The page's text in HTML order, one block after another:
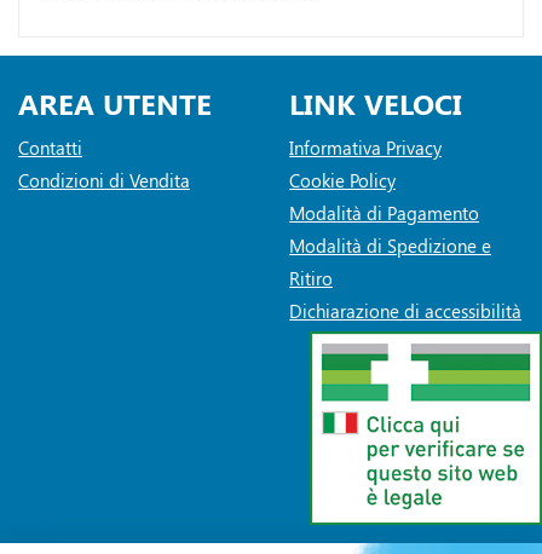
AREA UTENTE
Contatti
Condizioni di Vendita
LINK VELOCI
Informativa Privacy
Cookie Policy
Modalità di Pagamento
Modalità di Spedizione e
Ritiro
Dichiarazione di accessibilità